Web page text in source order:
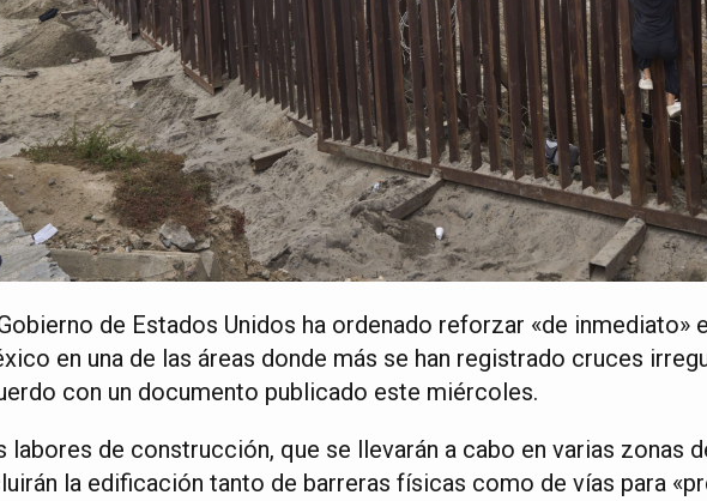
de Estados Unidos ha ordenado reforzar «de
en una de las áreas donde más se han registrado cruces
con un documento publicado este miércoles.
labores de construcción, que se llevarán a cabo en varias zonas
la edificación tanto de barreras físicas como de vías para